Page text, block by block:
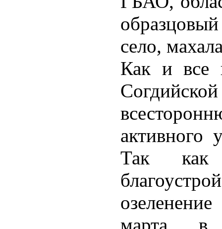
село,
Как и все
активного
Так
марта в